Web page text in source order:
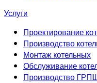
Услуги
Проектирование
Производство
Монтаж котельных
Обслуживание
Производство